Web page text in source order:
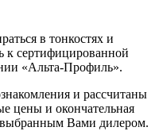
в тонкостях и
к сертифицированной
«Альта-Профиль».
и рассчитаны
цены и окончательная
выбранным Вами дилером.